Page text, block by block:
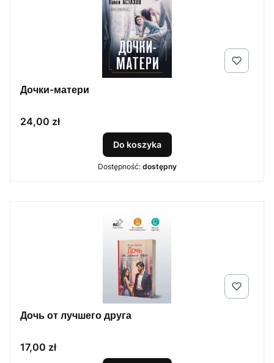
Дочки-матери
Cena
24,00 zł
Do koszyka
Dostępność: dostępny
Дочь от лучшего друга
Cena
17,00 zł